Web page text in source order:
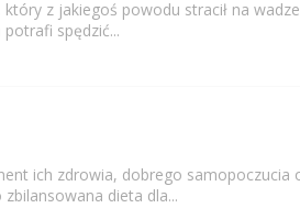
z jakiegoś powodu stracił na
spędzić...
ich zdrowia, dobrego
dieta dla...